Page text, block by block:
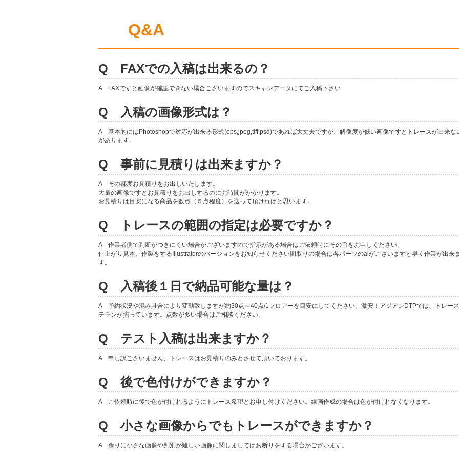
Q&A
Q FAXでの入稿は出来るの？
A FAXですと画像が確認できない場合ございますのでスキャンデータにてご入稿下さい
Q 入稿の画像形式は？
A 基本的にはPhotoshopで対応が出来る形式(eps,jpeg,tiff,psd)であれば大丈夫ですが、解像度が低い画像ですとトレースが出来な
があります。
Q 事前に見積りは出来ますか？
A その都度お見積りをお出しいたします。
大量の画像ですとお見積りをお出しするのにお時間がかかります。
お見積りは目安になる商品を数点（５点程度）を送って頂ければと思います。
Q トレースの範囲の指定は必要ですか？
A 作業者側で判断がつきにくい場合がございますので指示がある場合はご依頼時にその旨をお申しください。
仕上がり見本、作製をするIllustratorのバージョンをお知らせください間取りの場合は各パーツのaiがございますと早く作業が出来
す。
Q 入稿後１日で納品可能な量は？
A 予約状況や混み具合により変動致しますが約30点～40点/1フロアーを目安にしてください。激安！アジアンDTPでは、トレー
テランが揃っています。点数が多い場合はご相談ください。
Q テスト入稿は出来ますか？
A 申し訳ございません、トレースはお見積りのみとさせて頂いております。
Q 後で色付けができますか？
A ご依頼時に後で色が付けれるようにトレース希望とお申し付けください。線画作成の場合は色が付けれなくなります。
Q 小さな画像からでもトレースができますか？
A 余りに小さな画像や判別が難しい画像に関しましてはお断りをする場合がございます。